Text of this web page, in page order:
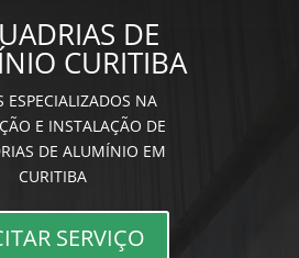
DE
CURITIBA
ESPECIALIZADOS NA
E INSTALAÇÃO DE
DE ALUMÍNIO EM
CURITIBA
SERVIÇO